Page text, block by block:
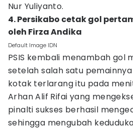
Nur Yuliyanto.
4. Persikabo cetak gol
oleh Firza Andika
Default Image IDN
PSIS kembali menambah gol
setelah salah satu
kotak terlarang itu pada
Arhan Alif Rifai yang
pinalti sukses berhasil
sehingga mengubah